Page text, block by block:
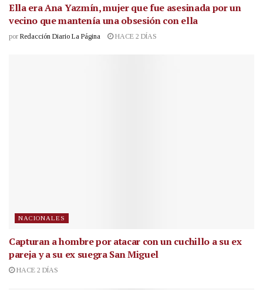
Ella era Ana Yazmín, mujer que fue asesinada por un
vecino que mantenía una obsesión con ella
por Redacción Diario La Página HACE 2 DÍAS
NACIONALES
Capturan a hombre por atacar con un cuchillo a su ex
pareja y a su ex suegra San Miguel
HACE 2 DÍAS